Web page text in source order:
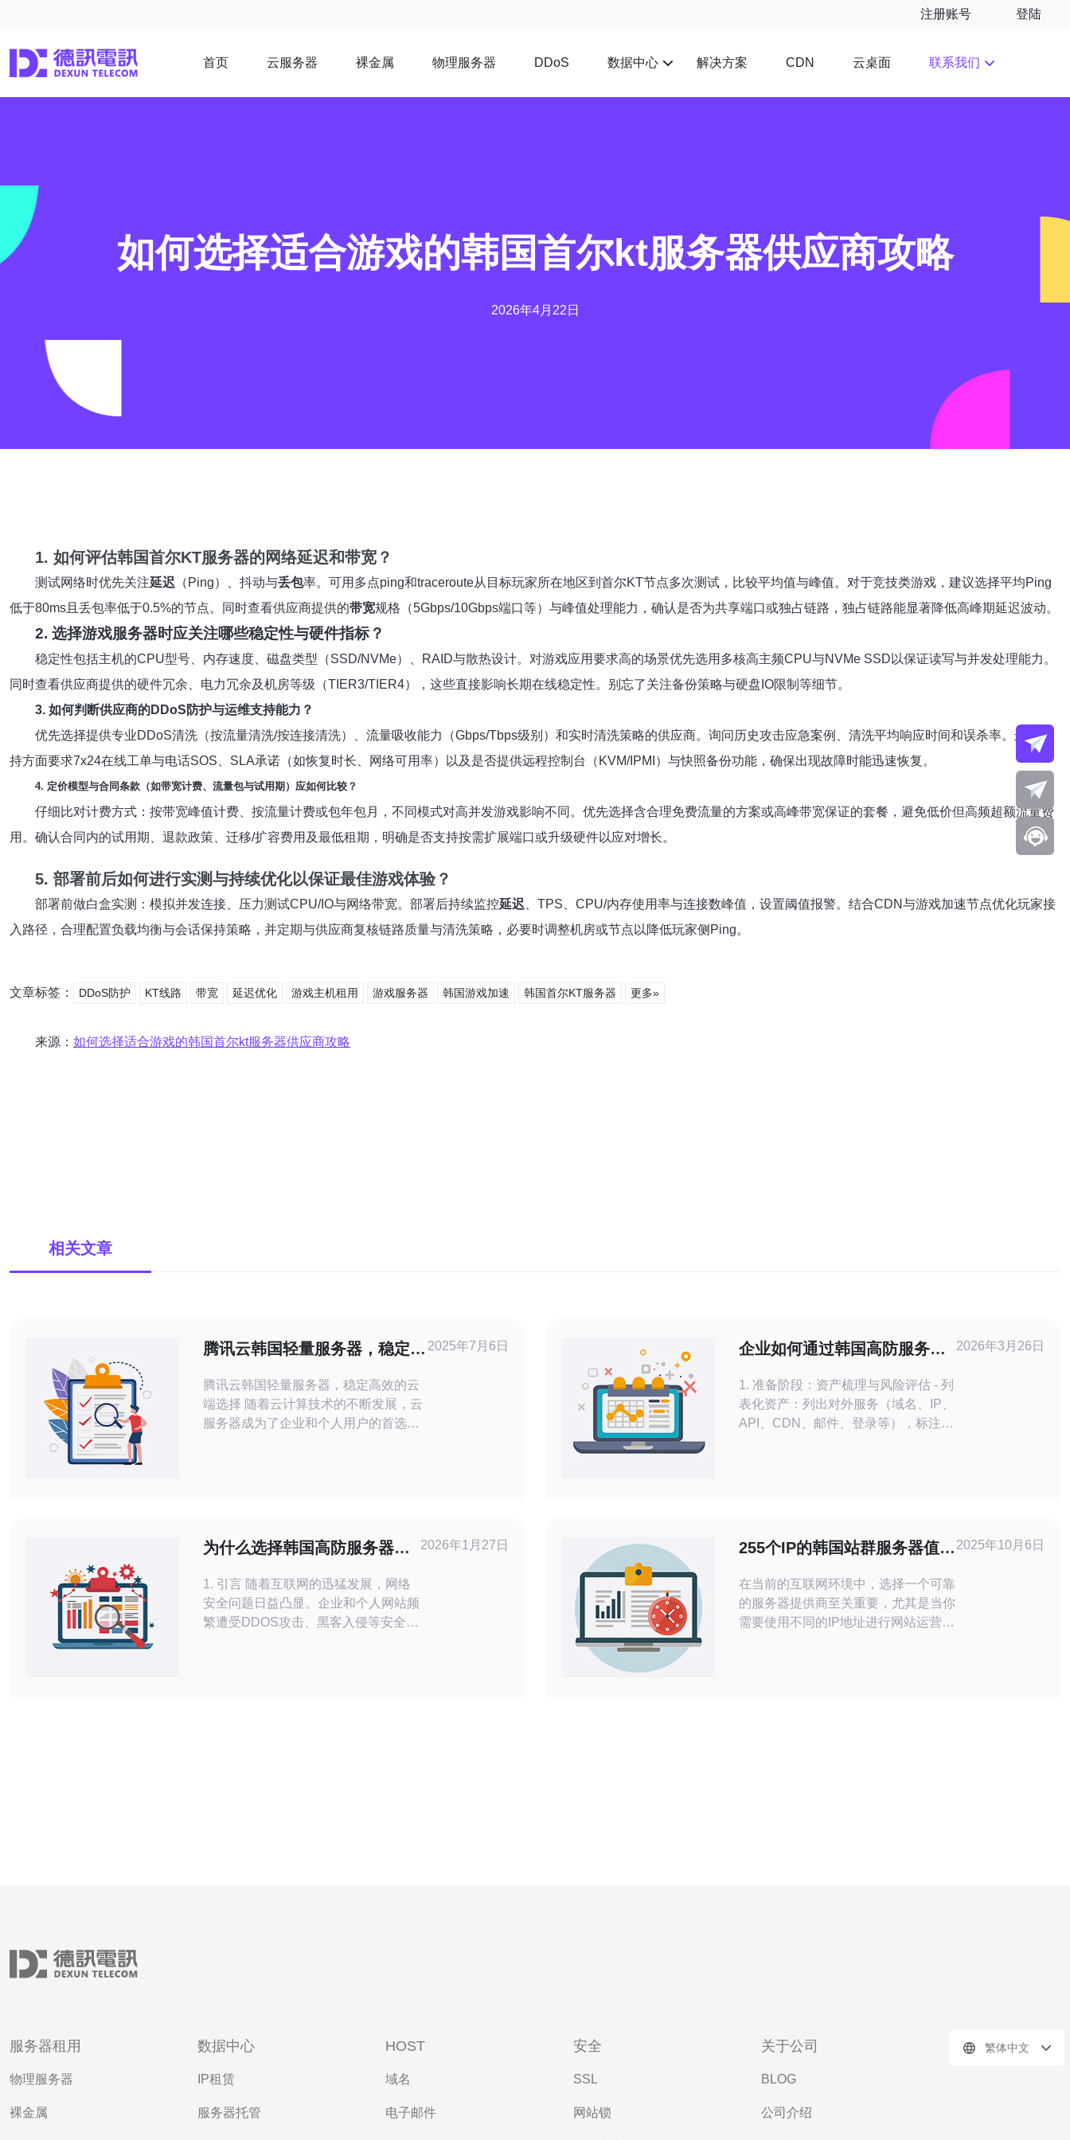
注册账号 登陆
首页 云服务器 裸金属 物理服务器 DDoS 数据中心 解决方案 CDN 云桌面 联系我们
如何选择适合游戏的韩国首尔kt服务器供应商攻略
2026年4月22日
1. 如何评估韩国首尔KT服务器的网络延迟和带宽？
测试网络时优先关注延迟 （Ping）、抖动与丢包率。可用多点ping和traceroute从目标玩家所在地区到首尔KT节点多次测试，比较平均值与峰值。对于竞技类游戏，建议选择平均Ping
低于80ms且丢包率低于0.5%的节点。同时查看供应商提供的带宽规格（5Gbps/10Gbps端口等）与峰值处理能力，确认是否为共享端口或独占链路，独占链路能显著降低高峰期延迟波动。
2. 选择游戏服务器时应关注哪些稳定性与硬件指标？
稳定性包括主机的CPU型号、内存速度、磁盘类型（SSD/NVMe）、RAID与散热设计。对游戏应用要求高的场景优先选用多核高主频CPU与NVMe SSD以保证读写与并发处理能力。
同时查看供应商提供的硬件冗余、电力冗余及机房等级（TIER3/TIER4），这些直接影响长期在线稳定性。别忘了关注备份策略与硬盘IO限制等细节。
3. 如何判断供应商的DDoS防护与运维支持能力？
优先选择提供专业DDoS清洗（按流量清洗/按连接清洗）、流量吸收能力（Gbps/Tbps级别）和实时清洗策略的供应商。询问历史攻击应急案例、清洗平均响应时间和误杀率。运维支
持方面要求7x24在线工单与电话SOS、SLA承诺（如恢复时长、网络可用率）以及是否提供远程控制台（KVM/IPMI）与快照备份功能，确保出现故障时能迅速恢复。
4. 定价模型与合同条款（如带宽计费、流量包与试用期）应如何比较？
仔细比对计费方式：按带宽峰值计费、按流量计费或包年包月，不同模式对高并发游戏影响不同。优先选择含合理免费流量的方案或高峰带宽保证的套餐，避免低价但高频超额流量费
用。确认合同内的试用期、退款政策、迁移/扩容费用及最低租期，明确是否支持按需扩展端口或升级硬件以应对增长。
5. 部署前后如何进行实测与持续优化以保证最佳游戏体验？
部署前做白盒实测：模拟并发连接、压力测试CPU/IO与网络带宽。部署后持续监控延迟 、TPS、CPU/内存使用率与连接数峰值，设置阈值报警。结合CDN与游戏加速节点优化玩家接
入路径，合理配置负载均衡与会话保持策略，并定期与供应商复核链路质量与清洗策略，必要时调整机房或节点以降低玩家侧Ping。
文章标签： DDoS防护 KT线路 带宽 延迟优化 游戏主机租用 游戏服务器 韩国游戏加速 韩国首尔KT服务器 更多»
来源： 如何选择适合游戏的韩国首尔kt服务器供应商攻略
相关文章
腾讯云韩国轻量服务器，稳定高
腾讯云韩国轻量服务器，稳定高效的云
端选择 随着云计算技术的不断发展，云
服务器成为了企业和个人用户的首选。
重要数据和应用程序部署在腾讯云服务
器上，不必担心因为
2025年7月6日
企业如何通过韩国高防服务器
1. 准备阶段：资产梳理与风险评估 - 列
表化资产：列出对外服务（域名、IP、
API、CDN、邮件、登录等），标注业
（RPO）、业务可用率目标（SLA）
并记录在文档中。
2026年3月26日
为什么选择韩国高防服务器进
1. 引言 随着互联网的迅猛发展，网络
安全问题日益凸显。企业和个人网站频
繁遭受DDOS攻击、黑客入侵等安全威
2026年1月27日
255个IP的韩国站群服务器值得
在当前的互联网环境中，选择一个可靠
的服务器提供商至关重要，尤其是当你
需要使用不同的IP地址进行网站运营
2025年10月6日
服务器租用
物理服务器
裸金属
数据中心
IP租赁
服务器托管
HOST
域名
电子邮件
安全
SSL
网站锁
关于公司
BLOG
公司介绍
繁体中文